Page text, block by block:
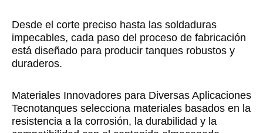
Desde el corte preciso hasta las soldaduras
impecables, cada paso del proceso de fabricación
está diseñado para producir tanques robustos y
duraderos.
Materiales Innovadores para Diversas Aplicaciones
Tecnotanques selecciona materiales basados en la
resistencia a la corrosión, la durabilidad y la